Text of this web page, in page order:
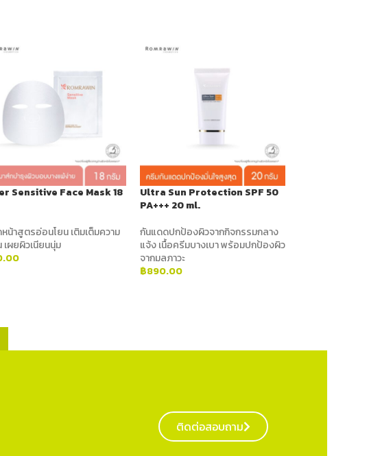
Sensitive Face Mask 18
น้าสูตรอ่อนโยน เติมเต็มความ
เผยผิวเนียนนุ่ม
Ultra Sun Protection SPF 50
PA+++ 20 ml.
กันแดดปกป้องผิวจากกิจกรรมกลาง
แจ้ง เนื้อครีมบางเบา พร้อมปกป้องผิว
จากมลภาวะ
฿890.00
ติดต่อสอบถาม